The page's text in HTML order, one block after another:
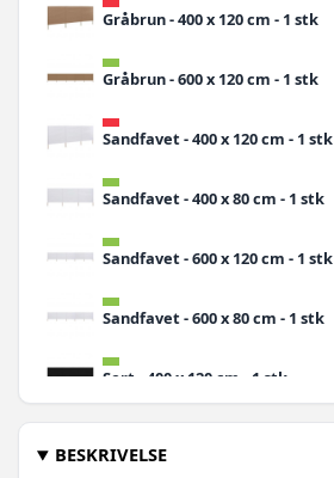
BESKRIVELSE
Gråbrun - 400 x 120 cm - 1 stk
Gråbrun - 600 x 120 cm - 1 stk
Sandfavet - 400 x 120 cm - 1 stk
Sandfavet - 400 x 80 cm - 1 stk
Sandfavet - 600 x 120 cm - 1 stk
Sandfavet - 600 x 80 cm - 1 stk
Sort - 400 x 120 cm - 1 stk